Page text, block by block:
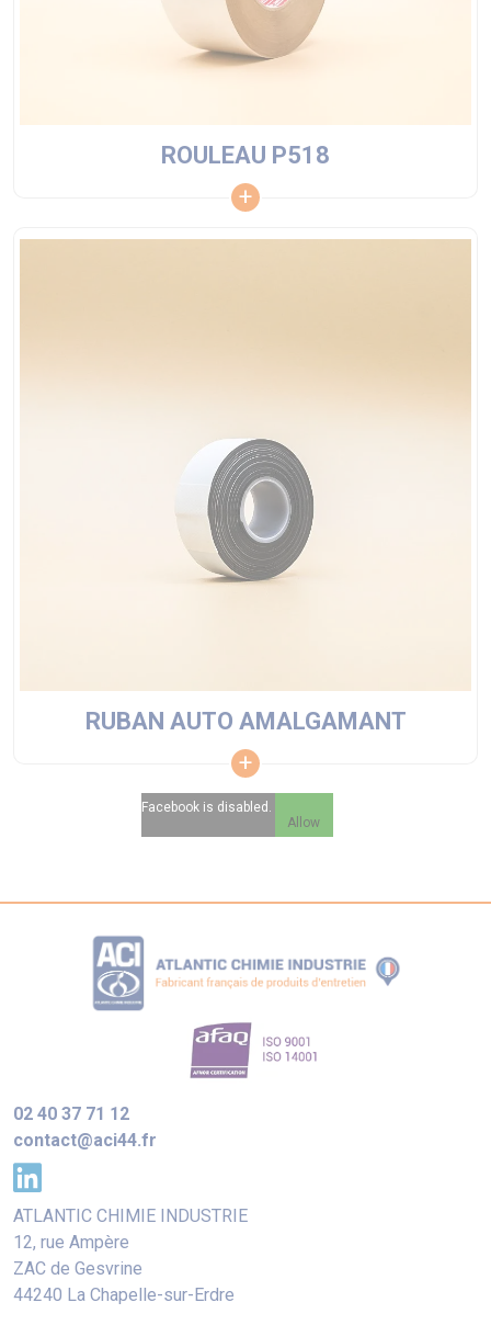
ROULEAU P518
RUBAN AUTO AMALGAMANT
Facebook is disabled.
Allow
02 40 37 71 12
contact@aci44.fr
ATLANTIC CHIMIE INDUSTRIE
12, rue Ampère
ZAC de Gesvrine
44240 La Chapelle-sur-Erdre